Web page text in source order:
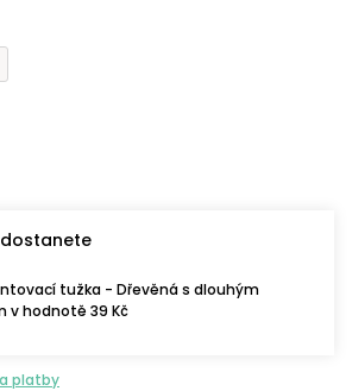
tužka - Dřevěná s dlouhým
v hodnotě 39 Kč
platby